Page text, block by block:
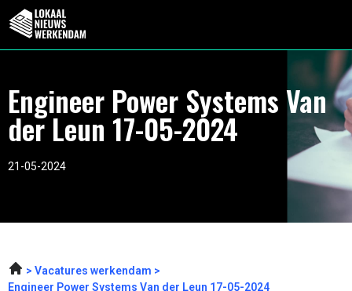
Engineer Power Systems Van
der Leun 17-05-2024
21-05-2024
Vacatures werkendam
Engineer Power Systems Van der Leun 17-05-2024